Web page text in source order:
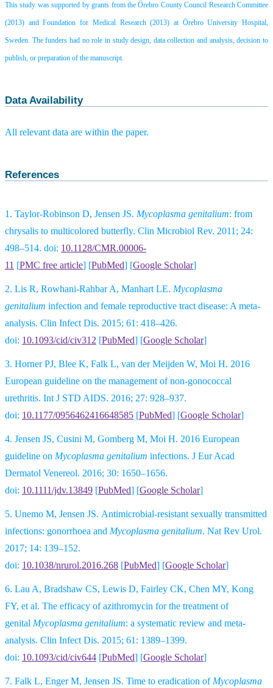
This study was supported by grants from the Örebro County Council Research Committee
(2013) and Foundation for Medical Research (2013) at Örebro University Hospital,
Sweden. The funders had no role in study design, data collection and analysis, decision to
publish, or preparation of the manuscript.
Data Availability
All relevant data are within the paper.
References
1. Taylor-Robinson D, Jensen JS. Mycoplasma genitalium: from
chrysalis to multicolored butterfly. Clin Microbiol Rev. 2011; 24:
498–514. doi: 10.1128/CMR.00006-
11 [PMC free article] [PubMed] [Google Scholar]
2. Lis R, Rowhani-Rahbar A, Manhart LE. Mycoplasma
genitalium infection and female reproductive tract disease: A meta-
analysis. Clin Infect Dis. 2015; 61: 418–426.
doi: 10.1093/cid/civ312 [PubMed] [Google Scholar]
3. Horner PJ, Blee K, Falk L, van der Meijden W, Moi H. 2016
European guideline on the management of non-gonococcal
urethritis. Int J STD AIDS. 2016; 27: 928–937.
doi: 10.1177/0956462416648585 [PubMed] [Google Scholar]
4. Jensen JS, Cusini M, Gomberg M, Moi H. 2016 European
guideline on Mycoplasma genitalium infections. J Eur Acad
Dermatol Venereol. 2016; 30: 1650–1656.
doi: 10.1111/jdv.13849 [PubMed] [Google Scholar]
5. Unemo M, Jensen JS. Antimicrobial-resistant sexually transmitted
infections: gonorrhoea and Mycoplasma genitalium. Nat Rev Urol.
2017; 14: 139–152.
doi: 10.1038/nrurol.2016.268 [PubMed] [Google Scholar]
6. Lau A, Bradshaw CS, Lewis D, Fairley CK, Chen MY, Kong
FY, et al. The efficacy of azithromycin for the treatment of
genital Mycoplasma genitalium: a systematic review and meta-
analysis. Clin Infect Dis. 2015; 61: 1389–1399.
doi: 10.1093/cid/civ644 [PubMed] [Google Scholar]
7. Falk L, Enger M, Jensen JS. Time to eradication of Mycoplasma